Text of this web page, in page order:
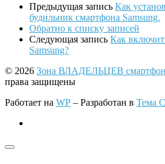
Предыдущая запись Как
будильник смартфона Samsung.
Обратно к списку записей
Следующая запись Как
Samsung?
© 2026 Зона ВЛАДЕЛЬЦЕВ
права защищены
Работает на WP – Разработан в Тема